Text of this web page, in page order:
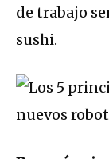
de trabajo
sushi.